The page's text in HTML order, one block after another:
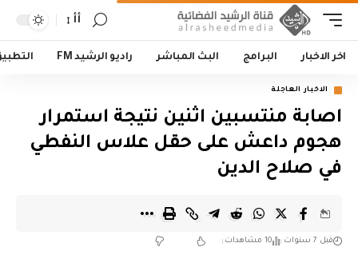
أأ
اخر الاخبار البرامج البث المباشر راديو الرشيد FM
الاخبار العاجلة
اصابة منتسبين اثنين نتيجة استمرار
هجوم داعش على حقل علاس النفطي
في صلاح الدين
قبل 7 سنوات 10 مشاهدات